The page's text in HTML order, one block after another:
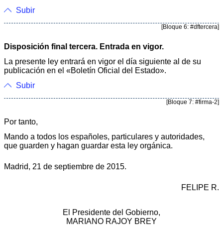
Subir
[Bloque 6: #dftercera]
Disposición final tercera. Entrada en vigor.
La presente ley entrará en vigor el día siguiente al de su
publicación en el «Boletín Oficial del Estado».
Subir
[Bloque 7: #firma-2]
Por tanto,
Mando a todos los españoles, particulares y autoridades,
que guarden y hagan guardar esta ley orgánica.
Madrid, 21 de septiembre de 2015.
FELIPE R.
El Presidente del Gobierno,
MARIANO RAJOY BREY